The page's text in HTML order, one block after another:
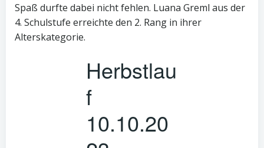
Spaß durfte dabei nicht fehlen. Luana Greml aus der
4. Schulstufe erreichte den 2. Rang in ihrer
Alterskategorie.
Herbstlau
f
10.10.20